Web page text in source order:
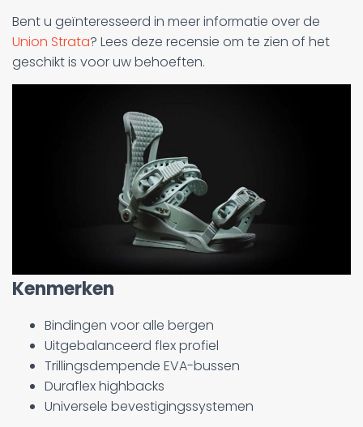
Bent u geïnteresseerd in meer informatie over de
Union Strata? Lees deze recensie om te zien of het
geschikt is voor uw behoeften.
Kenmerken
Bindingen voor alle bergen
Uitgebalanceerd flex profiel
Trillingsdempende EVA-bussen
Duraflex highbacks
Universele bevestigingssystemen